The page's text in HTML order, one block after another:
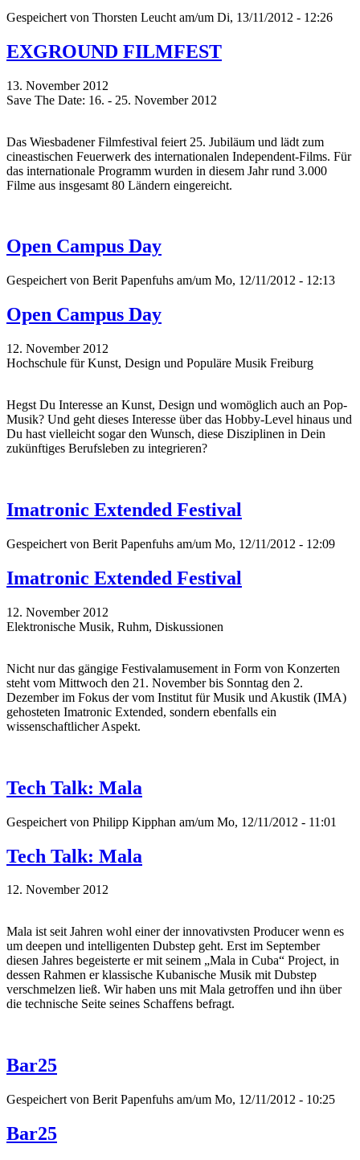
Gespeichert von Thorsten Leucht am/um Di, 13/11/2012 - 12:26
EXGROUND FILMFEST
13. November 2012
Save The Date: 16. - 25. November 2012
Das Wiesbadener Filmfestival feiert 25. Jubiläum und lädt zum
cineastischen Feuerwerk des internationalen Independent-Films. Für
das internationale Programm wurden in diesem Jahr rund 3.000
Filme aus insgesamt 80 Ländern eingereicht.
Open Campus Day
Gespeichert von Berit Papenfuhs am/um Mo, 12/11/2012 - 12:13
Open Campus Day
12. November 2012
Hochschule für Kunst, Design und Populäre Musik Freiburg
Hegst Du Interesse an Kunst, Design und womöglich auch an Pop-
Musik? Und geht dieses Interesse über das Hobby-Level hinaus und
Du hast vielleicht sogar den Wunsch, diese Disziplinen in Dein
zukünftiges Berufsleben zu integrieren?
Imatronic Extended Festival
Gespeichert von Berit Papenfuhs am/um Mo, 12/11/2012 - 12:09
Imatronic Extended Festival
12. November 2012
Elektronische Musik, Ruhm, Diskussionen
Nicht nur das gängige Festivalamusement in Form von Konzerten
steht vom Mittwoch den 21. November bis Sonntag den 2.
Dezember im Fokus der vom Institut für Musik und Akustik (IMA)
gehosteten Imatronic Extended, sondern ebenfalls ein
wissenschaftlicher Aspekt.
Tech Talk: Mala
Gespeichert von Philipp Kipphan am/um Mo, 12/11/2012 - 11:01
Tech Talk: Mala
12. November 2012
Mala ist seit Jahren wohl einer der innovativsten Producer wenn es
um deepen und intelligenten Dubstep geht. Erst im September
diesen Jahres begeisterte er mit seinem „Mala in Cuba“ Project, in
dessen Rahmen er klassische Kubanische Musik mit Dubstep
verschmelzen ließ. Wir haben uns mit Mala getroffen und ihn über
die technische Seite seines Schaffens befragt.
Bar25
Gespeichert von Berit Papenfuhs am/um Mo, 12/11/2012 - 10:25
Bar25